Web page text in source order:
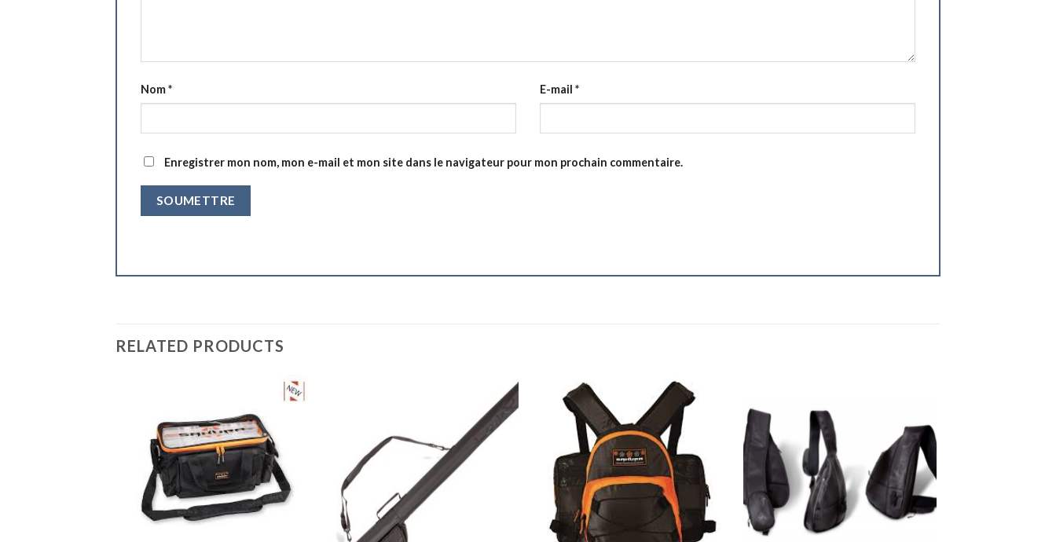
Nom* E-mail *
Enregistrer mon nom, mon e-mail et mon site dans le navigateur pour mon prochain commentaire.
RELATED PRODUCTS